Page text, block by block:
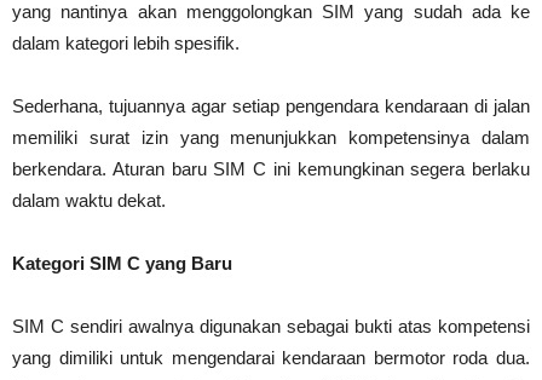
yang nantinya akan menggolongkan SIM yang sudah ada ke
dalam kategori lebih spesifik.
Sederhana, tujuannya agar setiap pengendara kendaraan di jalan
memiliki surat izin yang menunjukkan kompetensinya dalam
berkendara. Aturan baru SIM C ini kemungkinan segera berlaku
dalam waktu dekat.
Kategori SIM C yang Baru
SIM C sendiri awalnya digunakan sebagai bukti atas kompetensi
yang dimiliki untuk mengendarai kendaraan bermotor roda dua.